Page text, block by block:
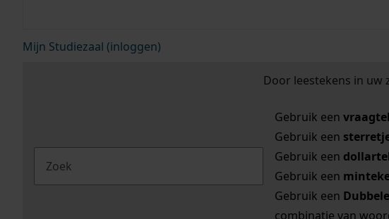
Mijn Studiezaal (inloggen)
Door leestekens in
Gebruik een
Gebruik een
Gebruik een
Gebruik een
Gebruik een
combinatie van